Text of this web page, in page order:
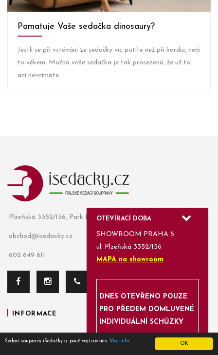
OK
Sedací soupravy iSedačky.cz používají cookies. Více info
Pamatuje Vaše sedačka dinosaury?
Jestli se při vstávání ze sedačky víc potíte než při kardiu, není
to věkem. Možná vaše sedačka je tak prosezená, že už to
ani nevnímáte.
Plzeňská 3352/156, Park Rezidence Klamovka, 150 00 PRAHA 5
obchod@isedacky.cz
602 649 611
INFORMACE
AKČNÍ MODELY
OTEVÍRACÍ DOBA
SHOWROOM PRAHA 5
ul. Plzeňská 3352/156
MAPA na showroom
DNES OTEVŘENO POUZE
PRO PŘEDEM DOMLUVENÉ
INDIVIDUÁLNÍ SCHŮZKY